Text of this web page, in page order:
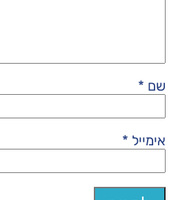
שם *
אימייל *